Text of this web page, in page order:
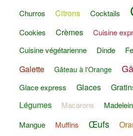
Churros Citrons Cocktails
Cookies Crèmes
Cuisine
Cuisine végétarienne
Dinde
Galette Gâteau à l'Orange
Glace express Glaces
Légumes Macarons
Mangue Muffins Œufs